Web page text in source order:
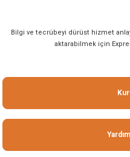
Bilgi ve tecrübeyi dürüst hizmet
aktarabilmek için